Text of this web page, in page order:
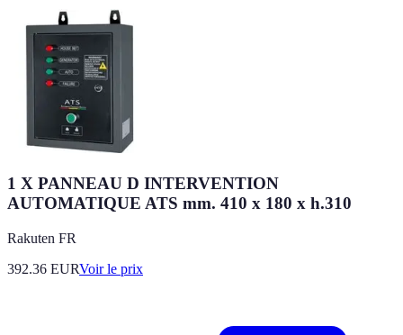
1 X PANNEAU D INTERVENTION
AUTOMATIQUE ATS mm. 410 x 180 x h.310
Rakuten FR
392.36 EURVoir le prix